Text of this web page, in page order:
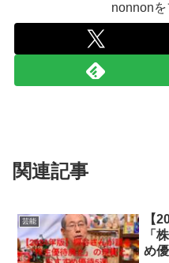
nonnon
関連記事
芸能
【
「
め